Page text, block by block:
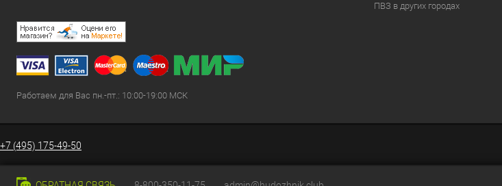
ПВЗ в других городах
Работаем для Вас пн.-пт.: 10:00-19:00 МСК
+7 (495) 175-49-50